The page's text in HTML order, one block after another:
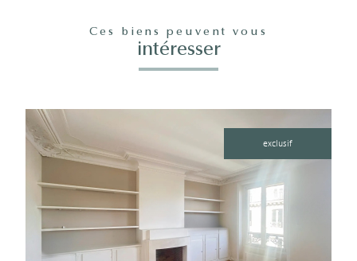
Ces biens peuvent vous
intéresser
exclusif
voir le bien